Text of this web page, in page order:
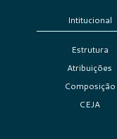
Intitucional
Estrutura
Atribuições
Composição
CEJA